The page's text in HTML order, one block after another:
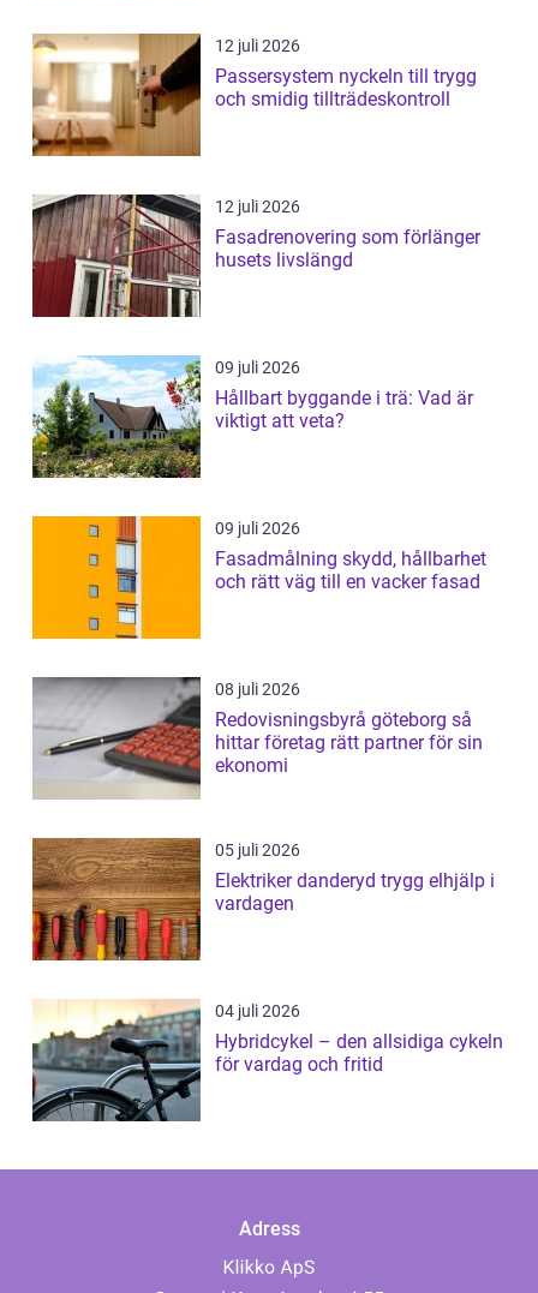
12 juli 2026
Passersystem nyckeln till trygg
och smidig tillträdeskontroll
12 juli 2026
Fasadrenovering som förlänger
husets livslängd
09 juli 2026
Hållbart byggande i trä: Vad är
viktigt att veta?
09 juli 2026
Fasadmålning skydd, hållbarhet
och rätt väg till en vacker fasad
08 juli 2026
Redovisningsbyrå göteborg så
hittar företag rätt partner för sin
ekonomi
05 juli 2026
Elektriker danderyd trygg elhjälp i
vardagen
04 juli 2026
Hybridcykel – den allsidiga cykeln
för vardag och fritid
Adress